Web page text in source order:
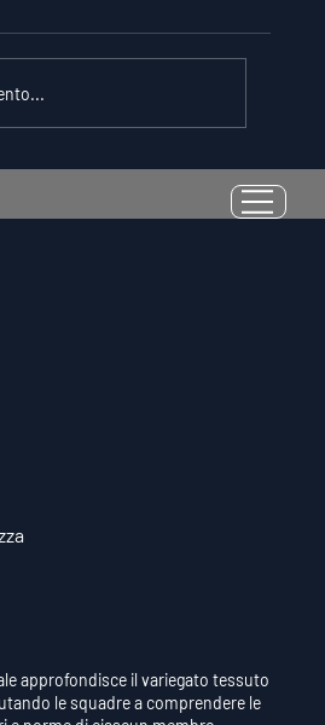
Perché il Quoziente di
approfondisce il variegato tessuto
le squadre a comprendere le